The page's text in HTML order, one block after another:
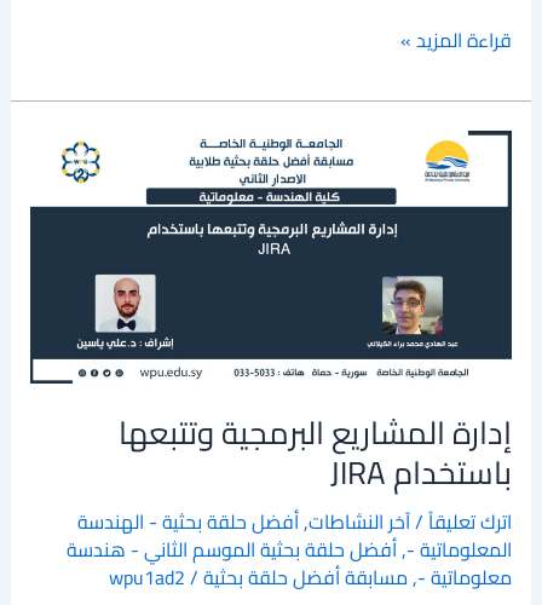
قراءة المزيد »
إدارة المشاريع البرمجية وتتبعها
باستخدام JIRA
اترك تعليقاً/آخر النشاطات,أفضل حلقة بحثية - الهندسة
المعلوماتية -,أفضل حلقة بحثية الموسم الثاني - هندسة
معلوماتية -,مسابقة أفضل حلقة بحثية/
wpu1ad2
إدارة
المشاريع
البرمجية
باستخدام